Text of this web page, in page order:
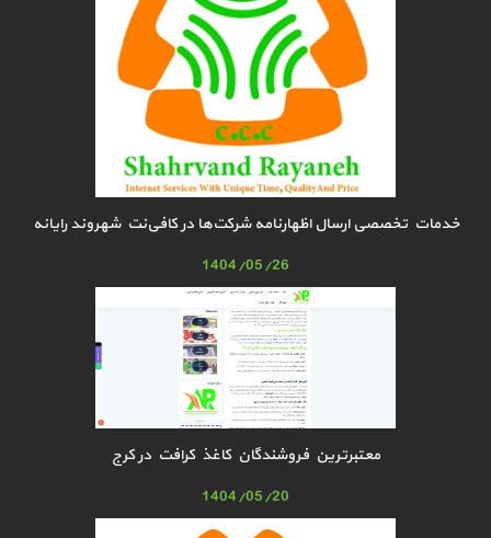
خدمات تخصصی ارسال اظهارنامه شرکت‌ها در کافی‌نت شهروند رایانه
1404/05/26
معتبرترین فروشندگان کاغذ کرافت در کرج
1404/05/20